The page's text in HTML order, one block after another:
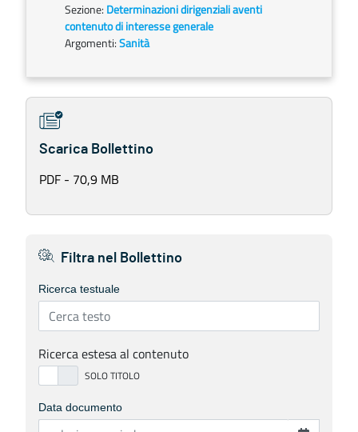
Sezione: Determinazioni dirigenziali aventi
contenuto di interesse generale
Argomenti:Sanità
Scarica Bollettino
PDF - 70,9 MB
Filtra nel Bollettino
Ricerca testuale
Ricerca estesa al contenuto
Data documento